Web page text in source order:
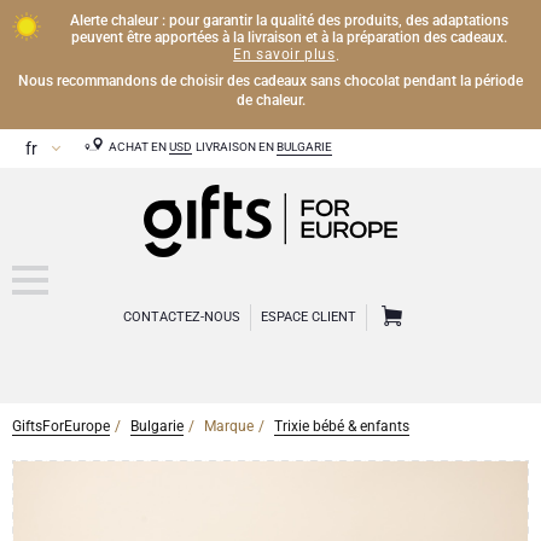
Alerte chaleur : pour garantir la qualité des produits, des adaptations
peuvent être apportées à la livraison et à la préparation des cadeaux.
En savoir plus.
Nous recommandons de choisir des cadeaux sans chocolat pendant la période
de chaleur.
ACHAT EN USD LIVRAISON EN BULGARIE
CONTACTEZ-NOUS ESPACE CLIENT
CHAMPAGNE
GiftsForEurope Bulgarie Marque Trixie bébé & enfants